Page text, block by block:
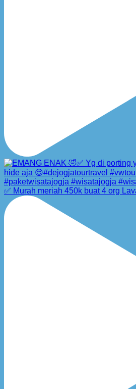
✅ Murah meriah 450k buat 4 org